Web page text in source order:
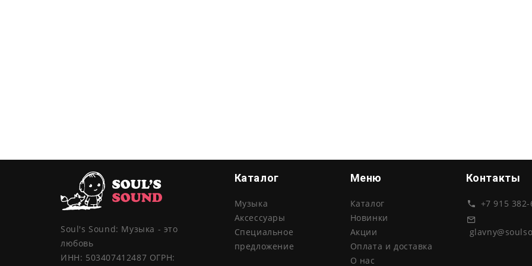
Soul's Sound: Музыка - это
любовь
ИНН: 503407412487 ОГРН:
Каталог
Музыка
Аксессуары
Специальное
предложение
Меню
Каталог
Новинки
Акции
Оплата и доставка
О нас
Контакты
+7 915